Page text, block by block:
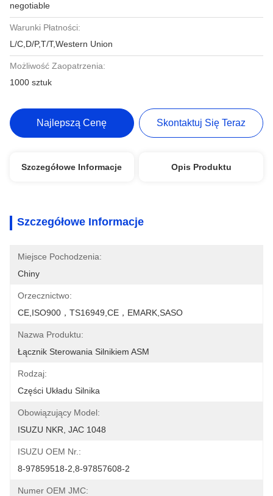
negotiable
Warunki Płatności:
L/C,D/P,T/T,Western Union
Możliwość Zaopatrzenia:
1000 sztuk
Najlepszą Cenę Skontaktuj Się Teraz
Szczegółowe Informacje Opis Produktu
Szczegółowe Informacje
Miejsce Pochodzenia:
Chiny
Orzecznictwo:
CE,ISO900，TS16949,CE，EMARK,SASO
Nazwa Produktu:
Łącznik Sterowania Silnikiem ASM
Rodzaj:
Części Układu Silnika
Obowiązujący Model:
ISUZU NKR, JAC 1048
ISUZU OEM Nr.:
8-97859518-2,8-97857608-2
Numer OEM JMC: